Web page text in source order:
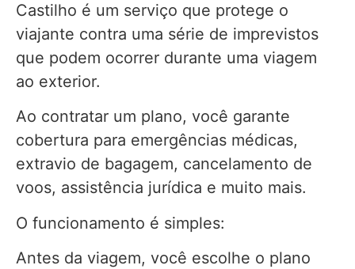
Castilho é um serviço que protege o
viajante contra uma série de imprevistos
que podem ocorrer durante uma viagem
ao exterior.
Ao contratar um plano, você garante
cobertura para emergências médicas,
extravio de bagagem, cancelamento de
voos, assistência jurídica e muito mais.
O funcionamento é simples:
Antes da viagem, você escolhe o plano